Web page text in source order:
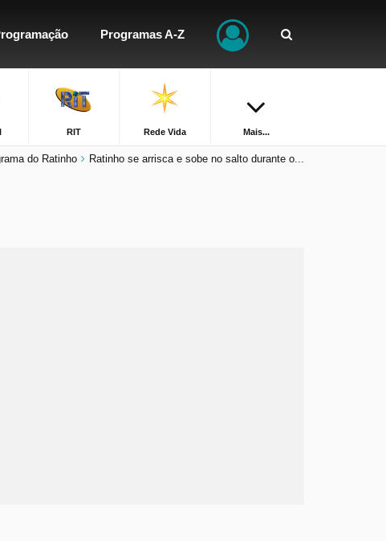
Programas A-Z
RIT Rede Vida Mais...
do Ratinho Ratinho se arrisca e sobe no salto durante o...